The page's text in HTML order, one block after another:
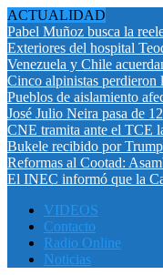
ACTUALIDAD
Pabel Muñoz busca la
Exteriores del hospital
Venezuela y Chile
Cinco alpinistas perdieron
Pueblos de aislamiento
José Julio Neira pasa de
CNE tramita ante el TCE
Bukele recibido por
Reformas al Cootad:
El INEC informó que la
VIDEOS
Contacto
Radio Online
Noticias